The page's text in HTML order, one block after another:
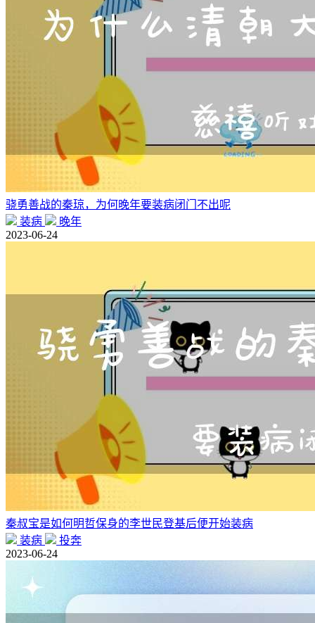
骁勇善战的秦琼，为何晚年要装病闭门不出呢
装病
晚年
2023-06-24
秦叔宝是如何明哲保身的李世民登基后便开始装病
装病
投奔
2023-06-24